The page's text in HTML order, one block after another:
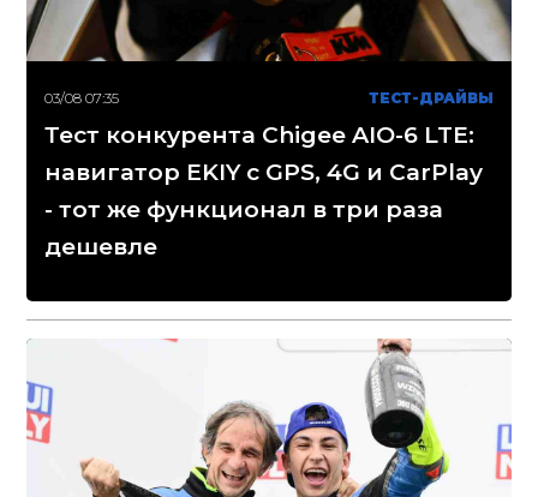
03/08 07:35 ТЕСТ-ДРАЙВЫ
Тест конкурента Chigee AIO-6 LTE:
навигатор EKIY с GPS, 4G и CarPlay
- тот же функционал в три раза
дешевле